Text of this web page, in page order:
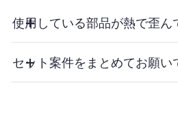
使用している部品が熱で歪
セット案件をまとめてお願い